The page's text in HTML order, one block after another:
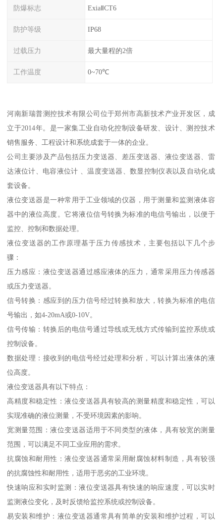
防爆标志 ExiaⅡCT6
防护等级 IP68
过载压力 最大量程的2倍
工作温度 0~70℃
河南新瑞普测控技术有限公司位于郑州市高新技术产业开发区，成
立于2014年。是一家集工业自动化控制设备研发、设计、测控技术
销售服务、工程设计和系统成套于一体的企业。
公司主要涉及产品包括压力变送器、差压变送器、液位变送器、雷
达液位计、电容液位计 、温度变送器、数显控制仪表以及自动化成
套设备。
液位变送器是一种常用于工业领域的仪器，用于测量和监测液体容
器中的液位高度。它将液位信号转换为标准的电信号输出，以便于
监控、控制和数据处理。
液位变送器的工作原理基于压力传感技术，主要包括以下几个步
骤：
压力感应：液位变送器通过感应液体的压力，通常采用压力传感器
或压力变送器。
信号转换：感应到的压力信号经过转换和放大，转换为标准的电信
号输出，如4-20mA或0-10V。
信号传输：转换后的电信号通过导线或无线方式传输到监控系统或
控制设备。
数据处理：接收到的电信号经过处理和分析，可以计算出液体的液
位高度。
液位变送器具有以下特点：
高精度和稳定性：液位变送器具有较高的测量精度和稳定性，可以
实现准确的液位测量，不受环境因素的影响。
宽测量范围：液位变送器适用于不同类型的液体，具有较宽的测量
范围，可以满足不同工业应用的需求。
抗腐蚀和耐用性：液位变送器通常采用耐腐蚀材料制造，具有较强
的抗腐蚀性和耐用性，适用于恶劣的工业环境。
快速响应和实时监测：液位变送器具有快速的响应速度，可以实时
监测液位变化，及时反馈给监控系统或控制设备。
易安装和维护：液位变送器通常具有简单的安装和维护过程，可以